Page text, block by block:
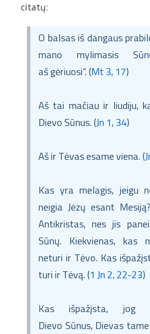
citatų:
O balsas iš dangaus
mano mylimasis
aš gėriuosi“. (Mt 3, 17)
Aš tai mačiau ir liudiju,
Dievo Sūnus. (Jn 1, 34)
Aš ir Tėvas esame viena. (
Kas yra melagis, jeigu
neigia Jėzų esant
Antikristas, nes jis
Sūnų. Kiekvienas, kas
neturi ir Tėvo. Kas
turi ir Tėvą. (1 Jn 2, 22-23)
Kas išpažįsta, jog
Dievo Sūnus, Dievas